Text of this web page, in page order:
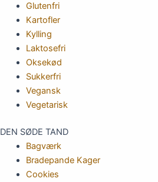
Glutenfri
Kartofler
Kylling
Laktosefri
Oksekød
Sukkerfri
Vegansk
Vegetarisk
DEN SØDE TAND
Bagværk
Bradepande Kager
Cookies